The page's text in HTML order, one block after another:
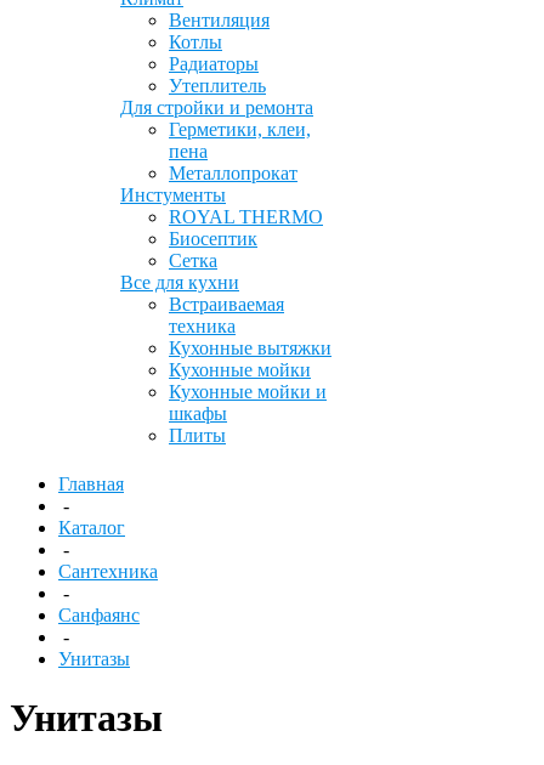
Вентиляция
Котлы
Радиаторы
Утеплитель
Для стройки и ремонта
Герметики, клеи,
пена
Металлопрокат
Инстументы
ROYAL THERMO
Биосептик
Сетка
Все для кухни
Встраиваемая
техника
Кухонные вытяжки
Кухонные мойки
Кухонные мойки и
шкафы
Плиты
Главная
-
Каталог
-
Сантехника
-
Санфаянс
-
Унитазы
Унитазы